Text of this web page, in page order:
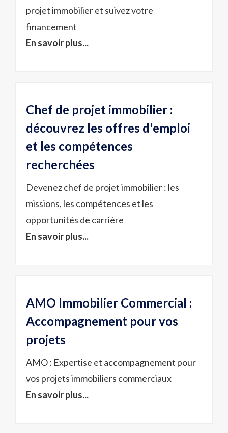
projet immobilier et suivez votre
financement
En savoir plus...
Chef de projet immobilier :
découvrez les offres d'emploi
et les compétences
recherchées
Devenez chef de projet immobilier : les
missions, les compétences et les
opportunités de carrière
En savoir plus...
AMO Immobilier Commercial :
Accompagnement pour vos
projets
AMO : Expertise et accompagnement pour
vos projets immobiliers commerciaux
En savoir plus...